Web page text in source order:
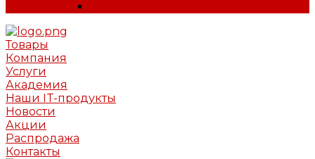
Товары
Компания
Услуги
Академия
Наши IT-продукты
Новости
Акции
Распродажа
Контакты